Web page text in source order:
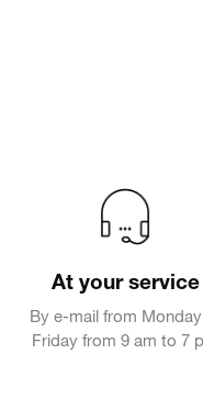
At your service
By e-mail from
Friday from 9 am to 7